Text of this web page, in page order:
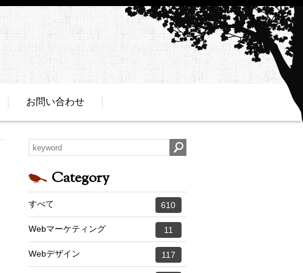
お問い合わせ
Category
すべて 610
Webマーケティング 11
Webデザイン 117